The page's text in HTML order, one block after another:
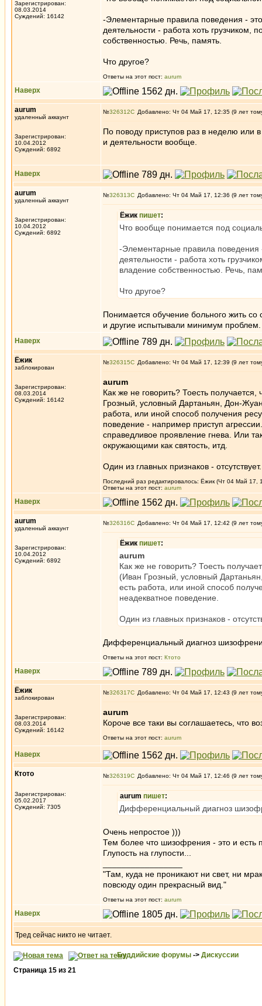
Зарегистрирован:
08.03.2014
Суждений: 16142
-Элементарные правила поведения -
деятельности - работа хоть грузчиком,
собственностью. Речь, память.
Что другое?
Ответы на этот пост: aurum
Наверх
aurum
удаленный аккаунт
Зарегистрирован:
10.04.2012
Суждений: 6892
№326312 Добавлено: Чт 04 Май 17, 12:35 (9 лет
По поводу приступов раз в неделю или
и деятельности вообще.
Наверх
aurum
удаленный аккаунт
Зарегистрирован:
10.04.2012
Суждений: 6892
№326313 Добавлено: Чт 04 Май 17, 12:36 (9 лет
Ёжик пишет:
Что вообще понимается под
-Элементарные правила поведения
деятельности - работа хоть
владение собственностью. Речь,
Что другое?
Понимается обучение больного жить
и другие испытывали минимум проблем.
Наверх
Ёжик
заблокирован
Зарегистрирован:
08.03.2014
Суждений: 16142
№326315 Добавлено: Чт 04 Май 17, 12:39 (9 лет
aurum
Как же не говорить? Тоесть
Грозный, условный Дартаньян, Дон-
работа, или иной способ получения
поведение - например приступ
справедливое проявление гнева. Или
окружающими как святость, итд.
Один из главных признаков - отсутствует.
Последний раз редактировалось: Ёжик (Чт 04 Май 17,
Ответы на этот пост: aurum
Наверх
aurum
удаленный аккаунт
Зарегистрирован:
10.04.2012
Суждений: 6892
№326316 Добавлено: Чт 04 Май 17, 12:42 (9 лет
Ёжик пишет:
aurum
Как же не говорить? Тоесть
(Иван Грозный, условный
есть работа, или иной способ
неадекватное поведение.
Один из главных признаков -
Дифференциальный диагноз
Ответы на этот пост: Ктото
Наверх
Ёжик
заблокирован
Зарегистрирован:
08.03.2014
Суждений: 16142
№326317 Добавлено: Чт 04 Май 17, 12:43 (9 лет
aurum
Короче все таки вы соглашаетесь, что
Ответы на этот пост: aurum
Наверх
Ктото
Зарегистрирован:
05.02.2017
Суждений: 7305
№326319 Добавлено: Чт 04 Май 17, 12:46 (9 лет
aurum пишет:
Дифференциальный диагноз
Очень непростое )))
Тем более что шизофрения - это и есть
Глупость на глупости...
"Там, куда не проникают ни свет, ни
повсюду один прекрасный вид."
Ответы на этот пост: aurum
Наверх
Тред сейчас никто не читает.
Буддийские форумы -> Дискуссии
Страница 15 из 21